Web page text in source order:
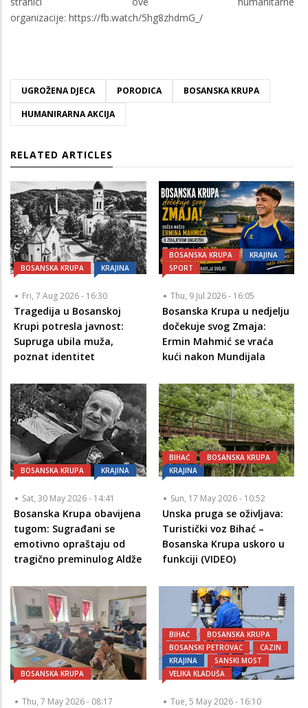
organizacije: https://fb.watch/5hg8zhdmG_/
UGROŽENA DJECA PORODICA
BOSANSKA KRUPA
HUMANIRARNA AKCIJA
RELATED ARTICLES
BOSANSKA KRUPA KRAJINA
Fri, 7 Aug 2026 - 16:30
Tragedija u Bosanskoj
Krupi potresla javnost:
Supruga ubila muža,
poznat identitet
BOSANSKA KRUPA
KRAJINA
SPORT
Thu, 9 Jul 2026 - 16:05
Bosanska Krupa u nedjelju
dočekuje svog Zmaja:
Ermin Mahmić se vraća
kući nakon Mundijala
BOSANSKA KRUPA KRAJINA
Sat, 30 May 2026 - 14:41
Bosanska Krupa obavijena
tugom: Sugrađani se
emotivno opraštaju od
tragično preminulog Aldže
BIHAĆ
BOSANSKA KRUPA
KRAJINA
Sun, 17 May 2026 - 10:52
Unska pruga se oživljava:
Turistički voz Bihać –
Bosanska Krupa uskoro u
funkciji (VIDEO)
BOSANSKA KRUPA
Thu, 7 May 2026 - 08:17
BIHAĆ
BOSANSKA KRUPA
BOSANSKI PETROVAC
CAZIN
KRAJINA
SANSKI MOST
VELIKA KLADUŠA
Tue, 5 May 2026 - 16:10